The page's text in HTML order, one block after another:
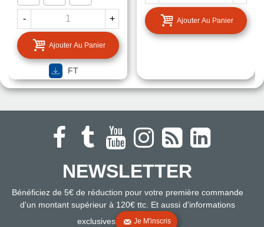
- +
Ajouter Au Panier
FT
Ajouter Au Panier
NEWSLETTER
Bénéficiez de 5€ de réduction pour votre première commande
d'un montant supérieur à 120€ ttc. Et aussi d'informations
exclusives
Je M'inscris